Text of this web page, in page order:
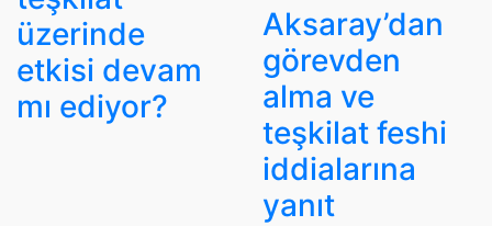
üzerinde
etkisi devam
mı ediyor?
Aksaray’dan
görevden
alma ve
teşkilat feshi
iddialarına
yanıt